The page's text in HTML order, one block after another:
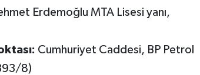
Erdemoğlu MTA Lisesi yanı,
Cumhuriyet Caddesi, BP Petrol
8)